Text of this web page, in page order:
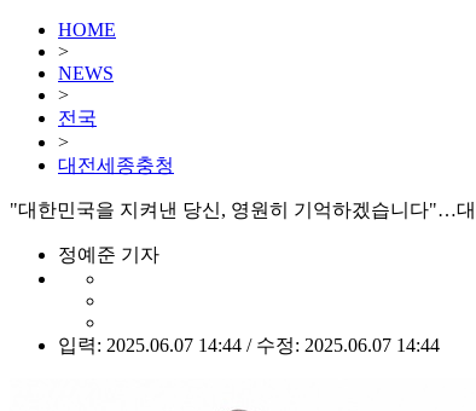
HOME
>
NEWS
>
전국
>
대전세종충청
"대한민국을 지켜낸 당신, 영원히 기억하겠습니다"…
정예준 기자
입력: 2025.06.07 14:44 / 수정: 2025.06.07 14:44